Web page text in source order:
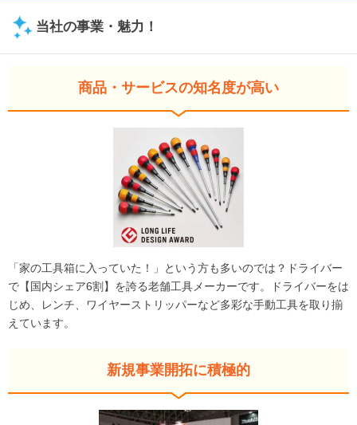
当社の事業・魅力！
商品・サービスの知名度が高い
「家の工具箱に入っていた！」という方も多いのでは？ドライバー
で【国内シェア6割】を誇る老舗工具メーカーです。ドライバーをは
じめ、レンチ、ワイヤーストリッパーなど多彩な手動工具を取り揃
えています。
新規事業開拓に積極的